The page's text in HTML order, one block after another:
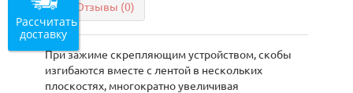
Отзывы (0)
При зажиме скрепляющим устройством, скобы
изгибаются вместе с лентой в нескольких
плоскостях, многократно увеличивая
Рассчитать
доставку